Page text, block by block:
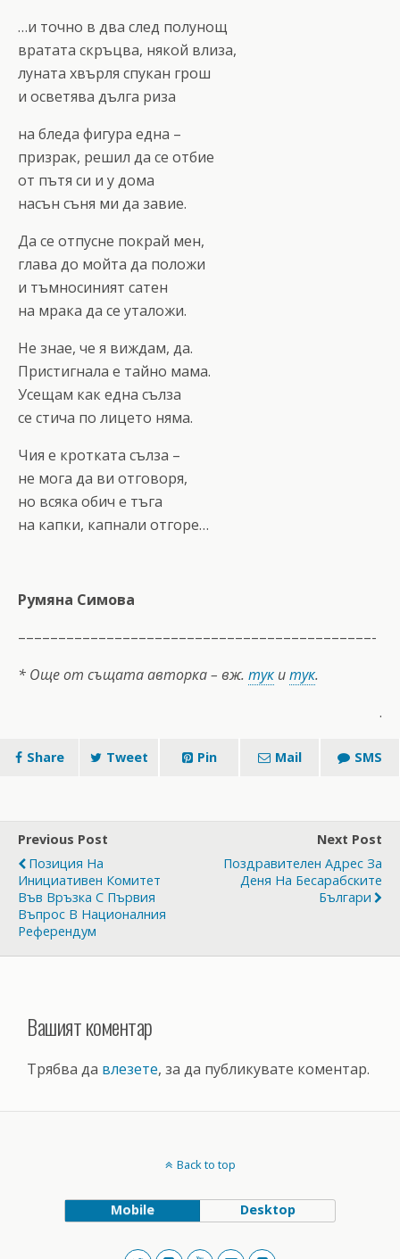
…и точно в два след полунощ
вратата скръцва, някой влиза,
луната хвърля спукан грош
и осветява дълга риза
на бледа фигура една –
призрак, решил да се отбие
от пътя си и у дома
насън съня ми да завие.
Да се отпусне покрай мен,
глава до мойта да положи
и тъмносиният сатен
на мрака да се уталожи.
Не знае, че я виждам, да.
Пристигнала е тайно мама.
Усещам как една сълза
се стича по лицето няма.
Чия е кротката сълза –
не мога да ви отговоря,
но всяка обич е тъга
на капки, капнали отгоре…
Румяна Симова
––––––––––––––––––––––––––––––––––––––––––––-
* Още от същата авторка – вж. тук итук.
.
Share Tweet Pin Mail SMS
Previous Post
Позиция На
Инициативен Комитет
Във Връзка С Първия
Въпрос В Националния
Референдум
Next Post
Поздравителен Адрес За
Деня На Бесарабските
Българи
Вашият коментар
Трябва да влезете, за да публикувате коментар.
Back to top
Mobile Desktop